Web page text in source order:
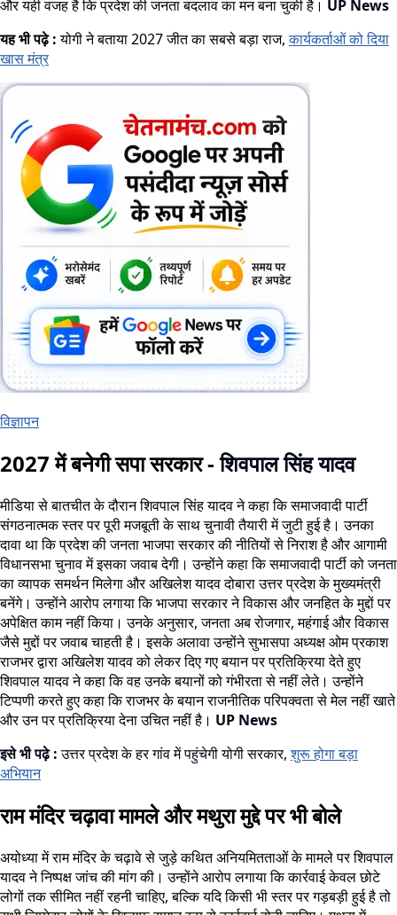
और यही वजह है कि प्रदेश की जनता बदलाव का मन बना चुकी है। UP News
यह भी पढ़े :योगी ने बताया 2027 जीत का सबसे बड़ा राज,कार्यकर्ताओं को दिया
खास मंत्र
विज्ञापन
2027 में बनेगी सपा सरकार -शिवपाल सिंह यादव
मीडिया से बातचीत के दौरान शिवपाल सिंह यादव ने कहा कि समाजवादी पार्टी
संगठनात्मक स्तर पर पूरी मजबूती के साथ चुनावी तैयारी में जुटी हुई है। उनका
दावा था कि प्रदेश की जनता भाजपा सरकार की नीतियों से निराश है और आगामी
विधानसभा चुनाव में इसका जवाब देगी। उन्होंने कहा कि समाजवादी पार्टी को जनता
का व्यापक समर्थन मिलेगा और अखिलेश यादव दोबारा उत्तर प्रदेश के मुख्यमंत्री
बनेंगे। उन्होंने आरोप लगाया कि भाजपा सरकार ने विकास और जनहित के मुद्दों पर
अपेक्षित काम नहीं किया। उनके अनुसार, जनता अब रोजगार, महंगाई और विकास
जैसे मुद्दों पर जवाब चाहती है। इसके अलावा उन्होंने सुभासपा अध्यक्ष ओम प्रकाश
राजभर द्वारा अखिलेश यादव को लेकर दिए गए बयान पर प्रतिक्रिया देते हुए
शिवपाल यादव ने कहा कि वह उनके बयानों को गंभीरता से नहीं लेते। उन्होंने
टिप्पणी करते हुए कहा कि राजभर के बयान राजनीतिक परिपक्वता से मेल नहीं खाते
और उन पर प्रतिक्रिया देना उचित नहीं है। UP News
इसे भी पढ़े :उत्तर प्रदेश के हर गांव में पहुंचेगी योगी सरकार,शुरू होगा बड़ा
अभियान
राम मंदिर चढ़ावा मामले और मथुरा मुद्दे पर भी बोले
अयोध्या में राम मंदिर के चढ़ावे से जुड़े कथित अनियमितताओं के मामले पर शिवपाल
यादव ने निष्पक्ष जांच की मांग की। उन्होंने आरोप लगाया कि कार्रवाई केवल छोटे
लोगों तक सीमित नहीं रहनी चाहिए, बल्कि यदि किसी भी स्तर पर गड़बड़ी हुई है तो